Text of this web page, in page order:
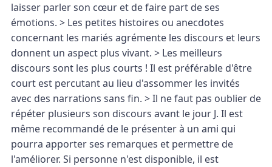
laisser parler son cœur et de faire part de ses
émotions. > Les petites histoires ou anecdotes
concernant les mariés agrémente les discours et leurs
donnent un aspect plus vivant. > Les meilleurs
discours sont les plus courts ! Il est préférable d'être
court est percutant au lieu d'assommer les invités
avec des narrations sans fin. > Il ne faut pas oublier de
répéter plusieurs son discours avant le jour J. Il est
même recommandé de le présenter à un ami qui
pourra apporter ses remarques et permettre de
l'améliorer. Si personne n'est disponible, il est